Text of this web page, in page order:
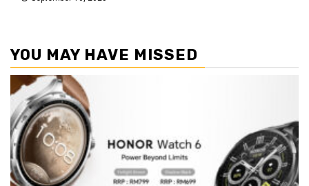
YOU MAY HAVE MISSED